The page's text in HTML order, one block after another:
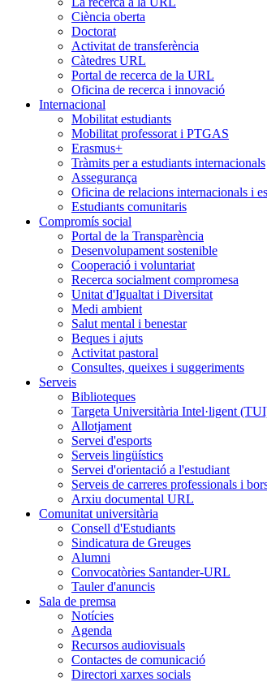
Ciència oberta
Doctorat
Activitat de transferència
Càtedres URL
Portal de recerca de la URL
Oficina de recerca i innovació
Internacional
Mobilitat estudiants
Mobilitat professorat i PTGAS
Erasmus+
Tràmits per a estudiants internacionals
Assegurança
Oficina de relacions internacionals i
Estudiants comunitaris
Compromís social
Portal de la Transparència
Desenvolupament sostenible
Cooperació i voluntariat
Recerca socialment compromesa
Unitat d'Igualtat i Diversitat
Medi ambient
Salut mental i benestar
Beques i ajuts
Activitat pastoral
Consultes, queixes i suggeriments
Serveis
Biblioteques
Targeta Universitària Intel·ligent
Allotjament
Servei d'esports
Serveis lingüístics
Servei d'orientació a l'estudiant
Serveis de carreres professionals i
Arxiu documental URL
Comunitat universitària
Consell d'Estudiants
Sindicatura de Greuges
Alumni
Convocatòries Santander-URL
Tauler d'anuncis
Sala de premsa
Notícies
Agenda
Recursos audiovisuals
Contactes de comunicació
Directori xarxes socials